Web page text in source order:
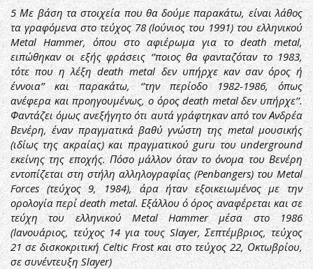
5Με βάση τα στοιχεία που θα δούμε παρακάτω, είναι λάθος
τα γραφόμενα στο τεύχος 78 (Ιούνιος του 1991) του ελληνικού
Metal Hammer, όπου στο αφιέρωμα για το death metal,
ειπώθηκαν οι εξής φράσεις ‘’ποιος θα φανταζόταν το 1983,
τότε που η λέξη death metal δεν υπήρχε καν σαν όρος ή
έννοια’’ και παρακάτω, ‘’την περίοδο 1982-1986, όπως
ανέφερα και προηγουμένως, ο όρος death metal δεν υπήρχε’’.
Φαντάζει όμως ανεξήγητο ότι αυτά γράφτηκαν από τον Ανδρέα
Βενέρη, έναν πραγματικά βαθύ γνώστη της metal μουσικής
(ιδίως της ακραίας) και πραγματικού guru του underground
εκείνης της εποχής. Πόσο μάλλον όταν το όνομα του Βενέρη
εντοπίζεται στη στήλη αλληλογραφίας (Penbangers) του Metal
Forces (τεύχος 9, 1984), άρα ήταν εξοικειωμένος με την
ορολογία περί death metal. Εξάλλου ό όρος αναφέρεται και σε
τεύχη του ελληνικού Metal Hammer μέσα στο 1986
(Ιανουάριος, τεύχος 14 για τους Slayer, Σεπτέμβριος, τεύχος
21 σε δισκοκριτική Celtic Frost και στο τεύχος 22, Οκτωβρίου,
σε συνέντευξη Slayer)